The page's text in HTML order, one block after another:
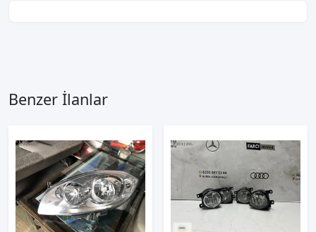
Benzer İlanlar